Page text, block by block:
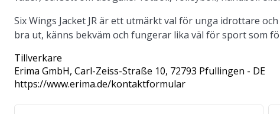
Six Wings Jacket JR är ett utmärkt val för unga idrottare
bra ut, känns bekväm och fungerar lika väl för sport som
Tillverkare
Erima GmbH, Carl-Zeiss-Straße 10, 72793 Pfullingen - DE
https://www.erima.de/kontaktformular